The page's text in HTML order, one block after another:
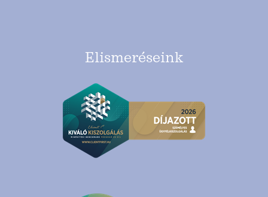
Elismeréseink